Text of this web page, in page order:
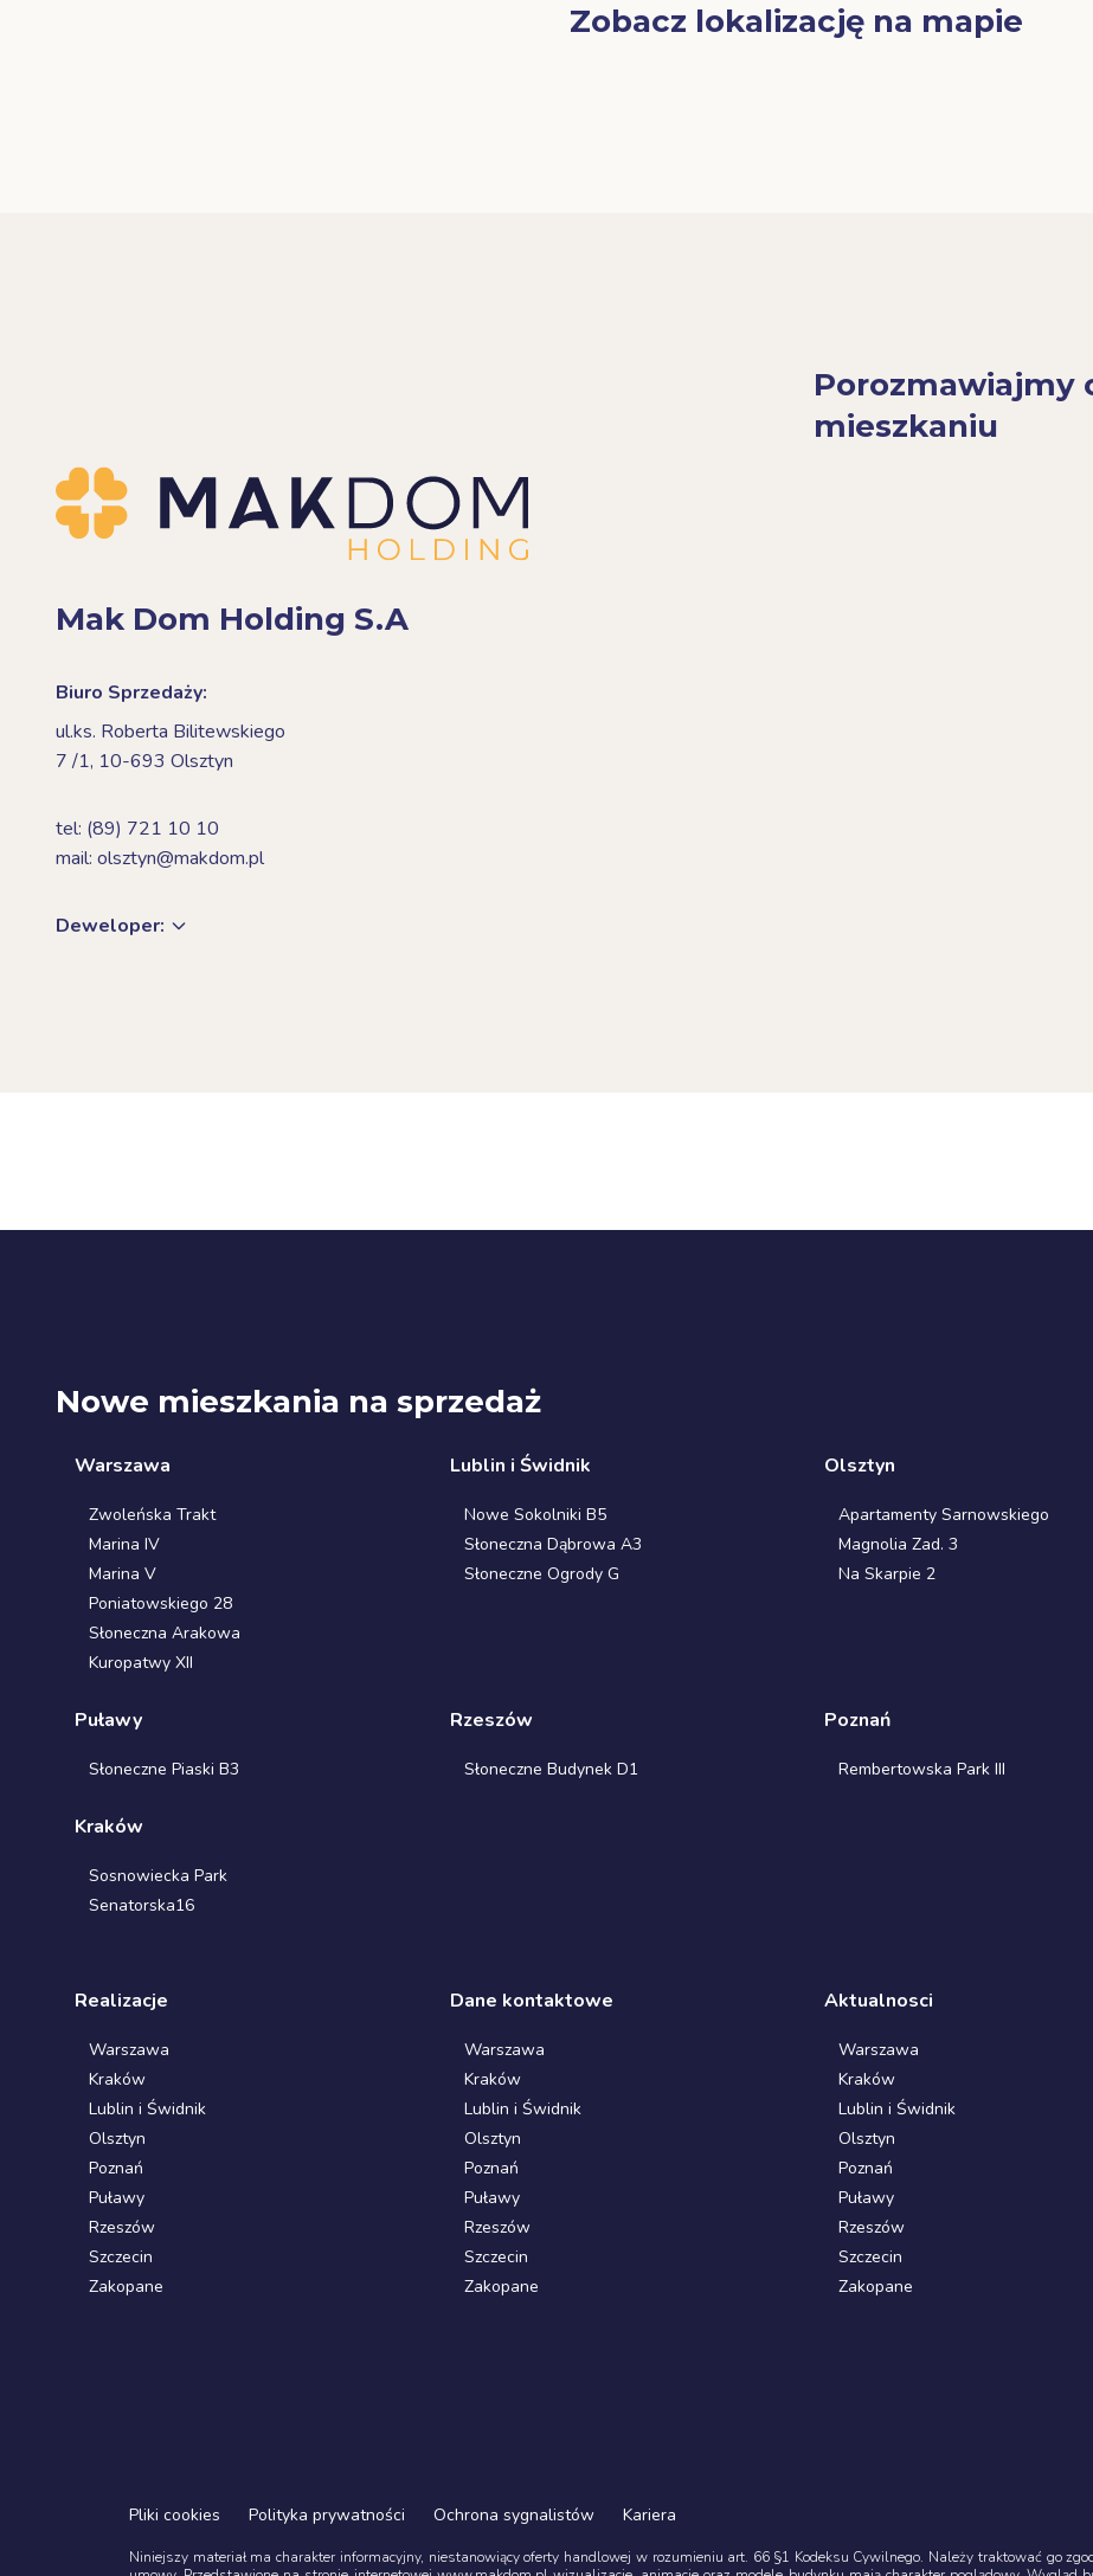
Zobacz lokalizację na mapie
Porozmawiajmy
mieszkaniu
Mak Dom Holding S.A
Biuro Sprzedaży:
ul.ks. Roberta Bilitewskiego
7 /1, 10-693 Olsztyn
tel: (89) 721 10 10
mail: olsztyn@makdom.pl
Deweloper:
Nowe mieszkania na sprzedaż
Warszawa
Zwoleńska Trakt
Marina IV
Marina V
Poniatowskiego 28
Słoneczna Arakowa
Kuropatwy XII
Lublin i Świdnik
Nowe Sokolniki B5
Słoneczna Dąbrowa A3
Słoneczne Ogrody G
Olsztyn
Apartamenty Sarnowskiego
Magnolia Zad. 3
Na Skarpie 2
Puławy
Słoneczne Piaski B3
Rzeszów
Słoneczne Budynek D1
Poznań
Rembertowska Park III
Kraków
Sosnowiecka Park
Senatorska16
Realizacje
Warszawa
Kraków
Lublin i Świdnik
Olsztyn
Poznań
Puławy
Rzeszów
Szczecin
Zakopane
Dane kontaktowe
Warszawa
Kraków
Lublin i Świdnik
Olsztyn
Poznań
Puławy
Rzeszów
Szczecin
Zakopane
Aktualnosci
Warszawa
Kraków
Lublin i Świdnik
Olsztyn
Poznań
Puławy
Rzeszów
Szczecin
Zakopane
Pliki cookies Polityka prywatności Ochrona sygnalistów Kariera
Niniejszy materiał ma charakter informacyjny, niestanowiący oferty handlowej w rozumieniu art. 66 §1 Kodeksu Cywilnego. Należy traktować go